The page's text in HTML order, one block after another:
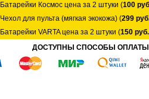
Батарейки Космос цена за 2 штуки (100
Чехол для пульта (мягкая экокожа) (299
Батарейки VARTA цена за 2 штуки (150 руб.
ДОСТУПНЫ СПОСОБЫ